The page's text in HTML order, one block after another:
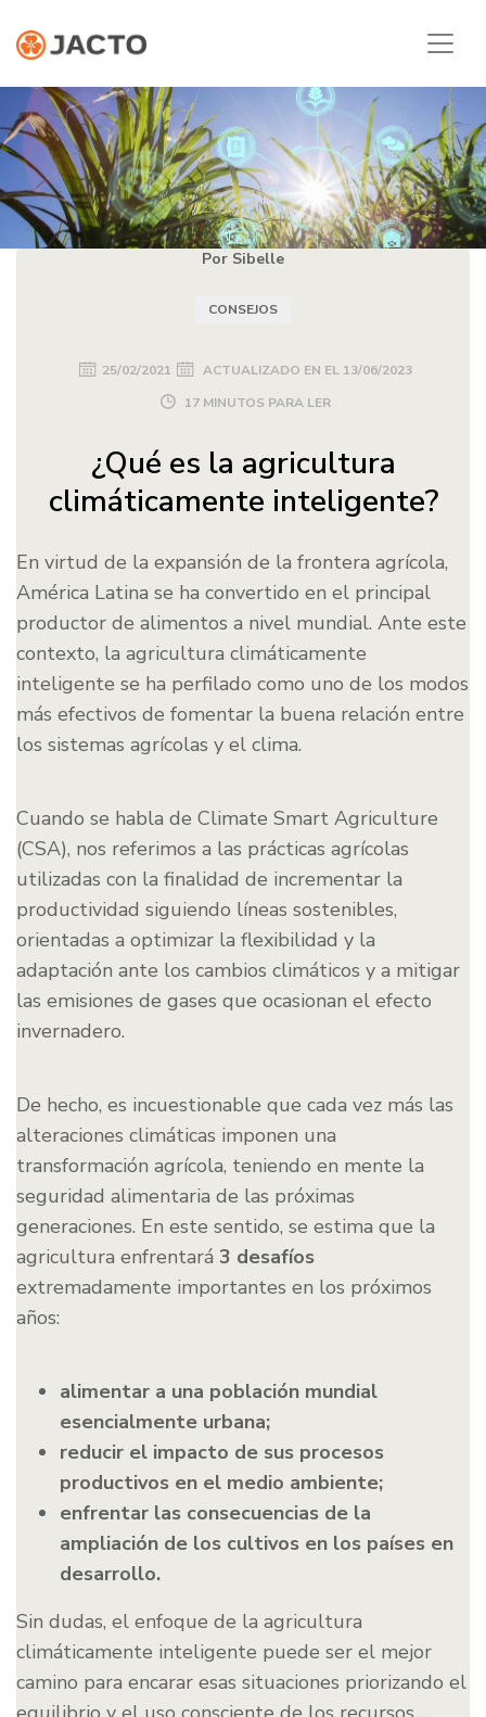
Por Sibelle
CONSEJOS
25/02/2021 ACTUALIZADO EN EL 13/06/2023
17 MINUTOS PARA LER
¿Qué es la agricultura
climáticamente inteligente?
En virtud de la expansión de la frontera agrícola,
América Latina se ha convertido en el principal
productor de alimentos a nivel mundial. Ante este
contexto, la agricultura climáticamente
inteligente se ha perfilado como uno de los modos
más efectivos de fomentar la buena relación entre
los sistemas agrícolas y el clima.
Cuando se habla de Climate Smart Agriculture
(CSA), nos referimos a las prácticas agrícolas
utilizadas con la finalidad de incrementar la
productividad siguiendo líneas sostenibles,
orientadas a optimizar la flexibilidad y la
adaptación ante los cambios climáticos y a mitigar
las emisiones de gases que ocasionan el efecto
invernadero.
De hecho, es incuestionable que cada vez más las
alteraciones climáticas imponen una
transformación agrícola, teniendo en mente la
seguridad alimentaria de las próximas
generaciones. En este sentido, se estima que la
agricultura enfrentará 3 desafíos
extremadamente importantes en los próximos
años:
alimentar a una población mundial
esencialmente urbana;
reducir el impacto de sus procesos
productivos en el medio ambiente;
enfrentar las consecuencias de la
ampliación de los cultivos en los países en
desarrollo.
Sin dudas, el enfoque de la agricultura
climáticamente inteligente puede ser el mejor
camino para encarar esas situaciones priorizando el